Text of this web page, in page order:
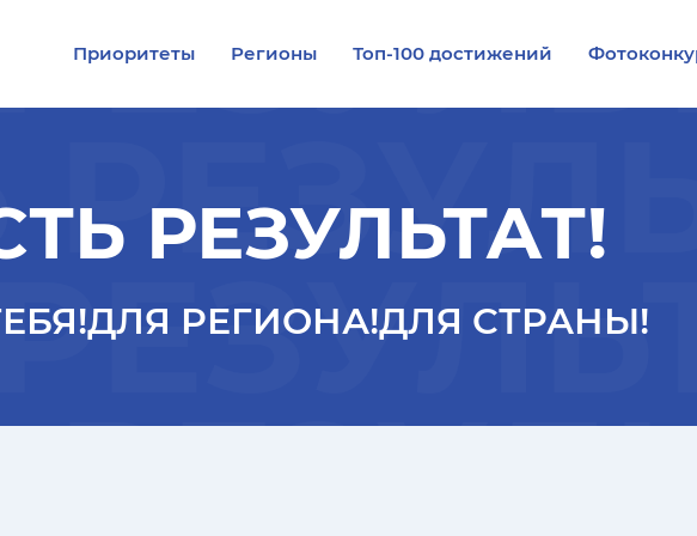
Приоритеты Регионы Топ-100 достижений
РЕЗУЛЬТАТ!
ДЛЯ РЕГИОНА!ДЛЯ СТРАНЫ!